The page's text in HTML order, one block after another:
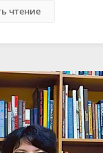
чтение